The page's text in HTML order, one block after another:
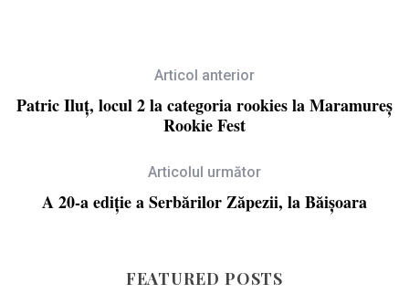
Articol anterior
Patric Iluț, locul 2 la categoria rookies la Maramureș
Rookie Fest
Articolul următor
A 20-a ediție a Serbărilor Zăpezii, la Băișoara
FEATURED POSTS